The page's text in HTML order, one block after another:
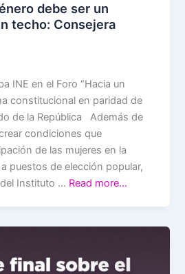
debe ser un
techo: Consejera
INE en el Foro “Hacia un
constitucional en paridad de
de la República Además de
condiciones que
de las mujeres en la
puestos de elección popular,
Instituto … Read more…